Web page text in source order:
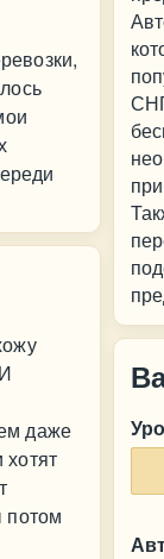
даже
потом